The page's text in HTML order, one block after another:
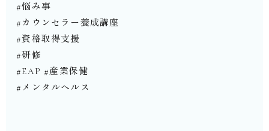
#悩み事
#カウンセラー養成講座
#資格取得支援
#研修
#EAP #産業保健
#メンタルヘルス⁡